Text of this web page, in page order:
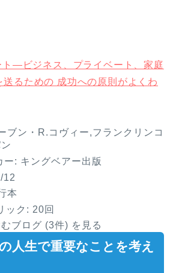
―ビジネス、プライベート、家庭
るための 成功への原則がよくわ
ブン・R.コヴィー,フランクリンコ
ー: キングベアー出版
12
本
ック : 20回
ブログ (3件) を見る
人生で重要なことを考え